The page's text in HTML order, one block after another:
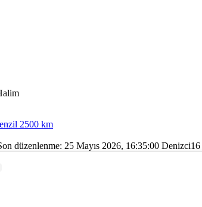
2500 km
düzenlenme: 25 Mayıs 2026, 16:35:00 Denizci16